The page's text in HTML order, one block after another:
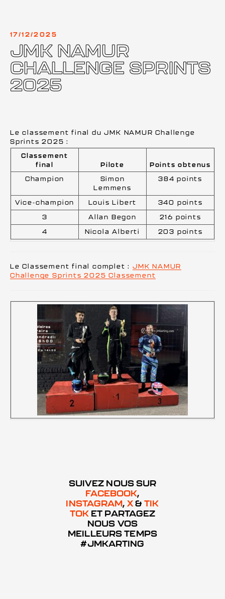
17/12/2025
JMK NAMUR
CHALLENGE SPRINTS
2025
Le classement final du JMK NAMUR Challenge
Sprints 2025 :
Classement
final
Pilote Points obtenus
Champion
Simon
Lemmens
384 points
Vice-champion Louis Libert 340 points
3 Allan Begon 216 points
4 Nicola Alberti 203 points
Le Classement final complet :JMK NAMUR
Challenge Sprints 2025 Classement
SUIVEZ NOUS SUR
FACEBOOK,
INSTAGRAM, X&TIK
TOKET PARTAGEZ
NOUS VOS
MEILLEURS TEMPS
#JMKARTING